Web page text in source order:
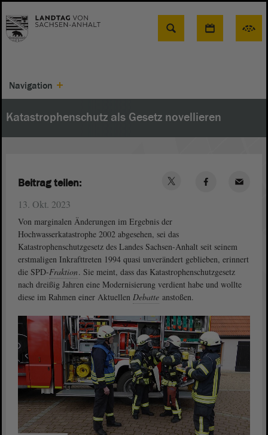
Suche
Navigation
Katastrophenschutz als Gesetz novellieren
13. Okt. 2023
Von marginalen Änderungen im Ergebnis der
Hochwasserkatastrophe 2002 abgesehen, sei das
Katastrophenschutzgesetz des Landes Sachsen-Anhalt seit seinem
erstmaligen Inkrafttreten 1994 quasi unverändert geblieben, erinnert
die SPD-Fraktion. Sie meint, dass das Katastrophenschutzgesetz
nach dreißig Jahren eine Modernisierung verdient habe und wollte
diese im Rahmen einer Aktuellen Debatte anstoßen.
Beitrag teilen: